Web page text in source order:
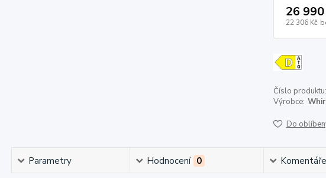
26
22 306 Kč
Číslo produktu:
Výrobce:
Do
Parametry Hodnocení 0 Komentáře